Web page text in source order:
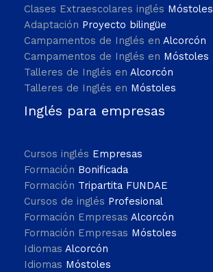
Clases Extraescolares inglés Móstoles
Adaptación Proyecto bilingüe
Campamentos de Inglés en Alcorcón
Campamentos de Inglés en Móstoles
Talleres de Inglés en Alcorcón
Talleres de Inglés en Móstoles
Inglés para empresas
Cursos inglés Empresas
Formación Bonificada
Formación Tripartita FUNDAE
Cursos de inglés Profesional
Formación Empresas Alcorcón
Formación Empresas Móstoles
Idiomas Alcorcón
Idiomas Móstoles